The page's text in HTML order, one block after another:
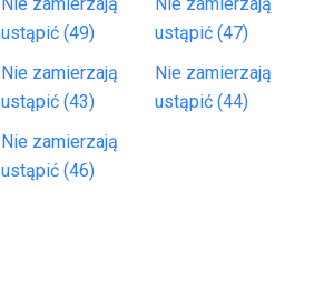
ustąpić (49)
ustąpić (47)
Nie zamierzają
ustąpić (43)
Nie zamierzają
ustąpić (44)
Nie zamierzają
ustąpić (46)